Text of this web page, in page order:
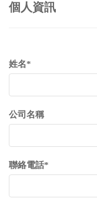
個人資訊
姓名*
公司名稱
聯絡電話*